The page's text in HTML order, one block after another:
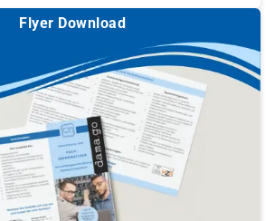
Flyer Download